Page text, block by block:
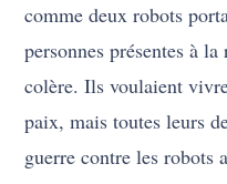
comme deux robots
personnes présentes à
colère. Ils voulaient
paix, mais toutes leurs
guerre contre les robots